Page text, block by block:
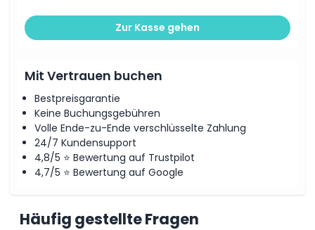
Zur Kasse gehen
Mit Vertrauen buchen
Bestpreisgarantie
Keine Buchungsgebühren
Volle Ende-zu-Ende verschlüsselte Zahlung
24/7 Kundensupport
4,8/5 ⭐ Bewertung auf Trustpilot
4,7/5 ⭐ Bewertung auf Google
Häufig gestellte Fragen